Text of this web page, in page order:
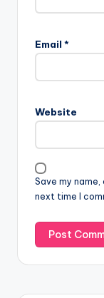
Email *
Website
Save my
next time I